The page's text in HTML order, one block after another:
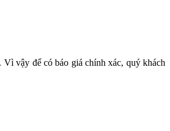
vậy để có báo giá chính xác, quý khách